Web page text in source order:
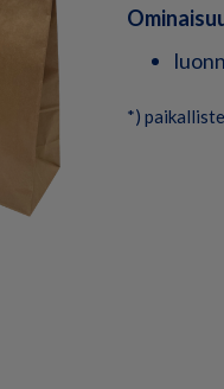
*)